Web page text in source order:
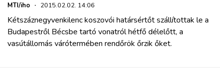
MTI/iho · 2015.02.02. 14:06
Kétszáznegyvenkilenc koszovói határsértőt szállítottak le a
Budapestről Bécsbe tartó vonatról hétfő délelőtt, a
vasútállomás várótermében rendőrök őrzik őket.